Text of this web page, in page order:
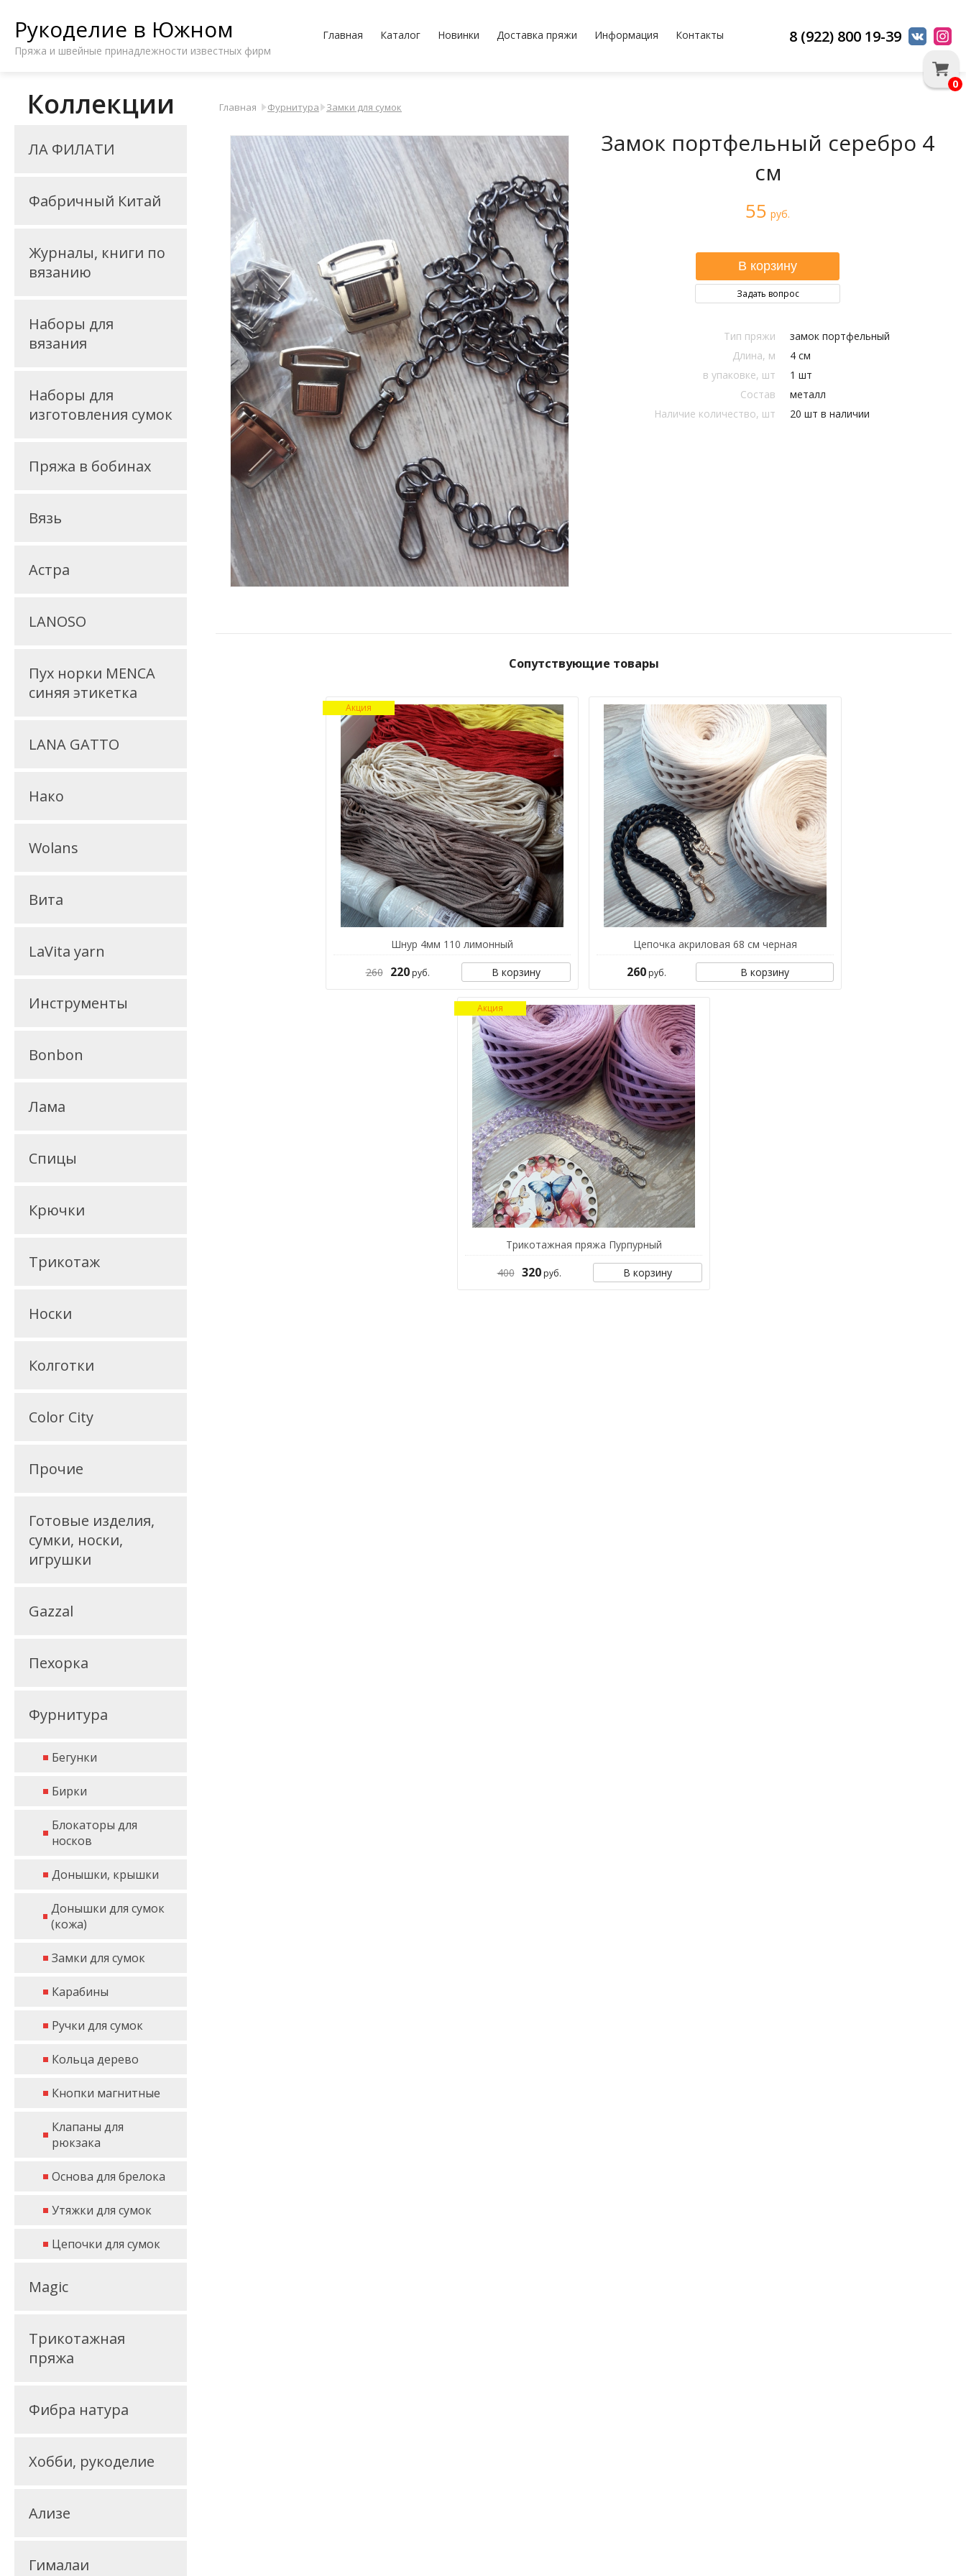
Рукоделие в Южном
Пряжа и швейные принадлежности известных фирм
Главная Каталог Новинки Доставка пряжи Информация Контакты 8 (922) 800 19-39
Коллекции
ЛА ФИЛАТИ
Фабричный Китай
Журналы, книги по
вязанию
Наборы для
вязания
Наборы для
изготовления сумок
Пряжа в бобинах
Вязь
Астра
LANOSO
Пух норки MENCA
синяя этикетка
LANA GATTO
Нако
Wolans
Вита
LaVita yarn
Инструменты
Bonbon
Лама
Спицы
Крючки
Трикотаж
Носки
Колготки
Color City
Прочие
Готовые изделия,
сумки, носки,
игрушки
Gazzal
Пехорка
Фурнитура
Бегунки
Бирки
Блокаторы для
носков
Донышки, крышки
Донышки для сумок
(кожа)
Замки для сумок
Карабины
Ручки для сумок
Кольца дерево
Кнопки магнитные
Клапаны для
рюкзака
Основа для брелока
Утяжки для сумок
Цепочки для сумок
Magic
Трикотажная
пряжа
Фибра натура
Хобби, рукоделие
Ализе
Гималаи
Главная Фурнитура Замки для сумок
Замок портфельный серебро 4
см
55 руб.
Задать вопрос
Тип пряжи
замок портфельный
Длина, м
4 см
в упаковке, шт
1 шт
Состав
металл
Наличие количество, шт
20 шт в наличии
Сопутствующие товары
Акция
Шнур 4мм 110 лимонный
260 220руб. В корзину
Цепочка акриловая 68 см черная
260руб. В корзину
Акция
Трикотажная пряжа Пурпурный
400 320руб. В корзину
0